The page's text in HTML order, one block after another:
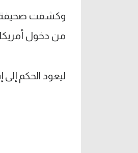
وكشفت صحيفة
من دخول
ليعود الحكم